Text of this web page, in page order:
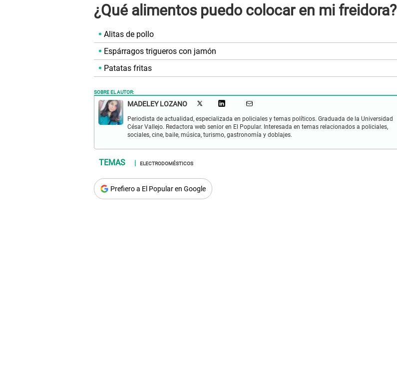
¿Qué alimentos puedo colocar en mi freidora?
Alitas de pollo
Espárragos trigueros con jamón
Patatas fritas
SOBRE EL AUTOR:
MADELEY LOZANO
Periodista de actualidad, especializada en policiales y temas políticos. Graduada de la Universidad
César Vallejo. Redactora web senior en El Popular. Interesada en temas relacionados a policiales,
sociales, cine, baile, música, turismo, gastronomía y doblajes.
ELECTRODOMÉSTICOS
Prefiero a El Popular en Google